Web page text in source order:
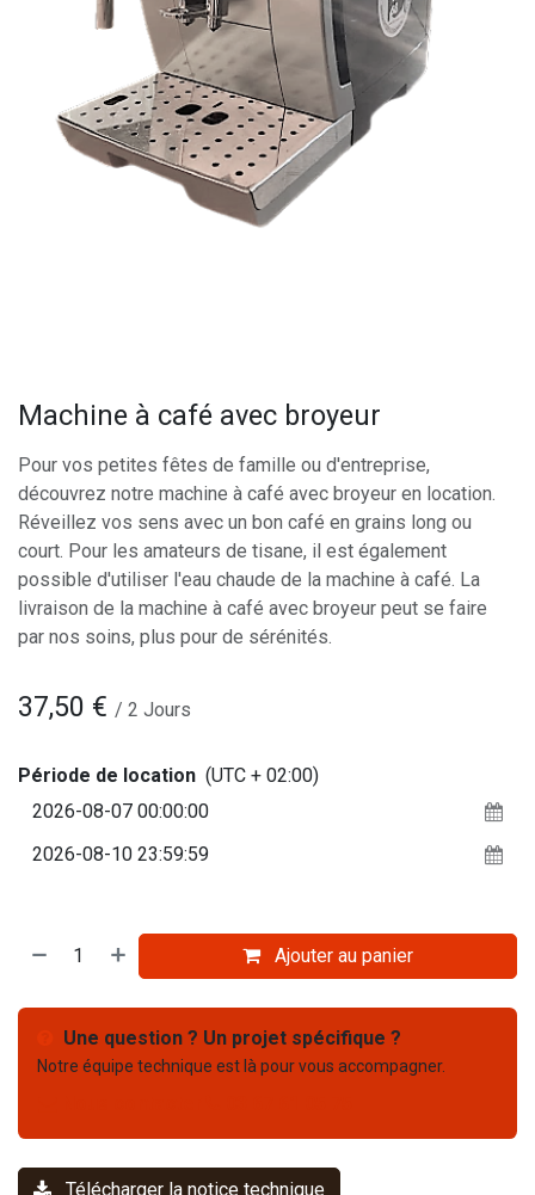
Machine à café avec broyeur
Pour vos petites fêtes de famille ou d'entreprise,
découvrez notre machine à café avec broyeur en location.
Réveillez vos sens avec un bon café en grains long ou
court. Pour les amateurs de tisane, il est également
possible d'utiliser l'eau chaude de la machine à café. La
livraison de la machine à café avec broyeur peut se faire
par nos soins, plus pour de sérénités.
37,50 € / 2 Jours
Période de location (UTC + 02:00)
Ajouter au panier
Une question ? Un projet spécifique ?
Notre équipe technique est là pour vous accompagner.
Télécharger la notice technique